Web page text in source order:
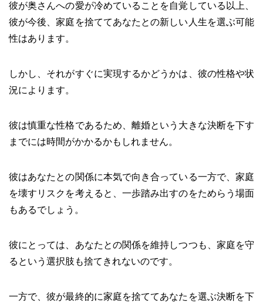
彼が奥さんへの愛が冷めていることを自覚している以上、
彼が今後、家庭を捨ててあなたとの新しい人生を選ぶ可能
性はあります。
しかし、それがすぐに実現するかどうかは、彼の性格や状
況によります。
彼は慎重な性格であるため、離婚という大きな決断を下す
までには時間がかかるかもしれません。
彼はあなたとの関係に本気で向き合っている一方で、家庭
を壊すリスクを考えると、一歩踏み出すのをためらう場面
もあるでしょう。
彼にとっては、あなたとの関係を維持しつつも、家庭を守
るという選択肢も捨てきれないのです。
一方で、彼が最終的に家庭を捨ててあなたを選ぶ決断を下